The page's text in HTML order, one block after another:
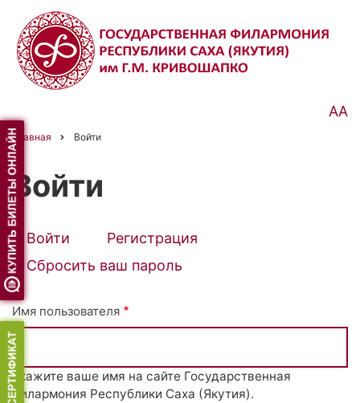
Перейти
основному
содержанию
АА
Строка
навигации
Главная Войти
Войти
Primary
tabs
Войти (активная
вкладка)
Регистрация
Сбросить ваш пароль
Имя пользователя
Укажите ваше имя на сайте Государственная
филармония Республики Саха (Якутия).